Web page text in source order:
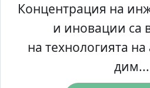
Концентрация на
и иновации са
на технологията
дим...